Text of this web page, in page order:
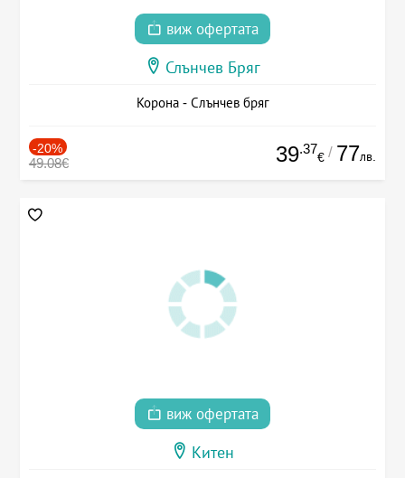
виж офертата
Слънчев Бряг
Корона - Слънчев бряг
-20%
49.08€ 39.37
€ / 77лв.
виж офертата
Китен